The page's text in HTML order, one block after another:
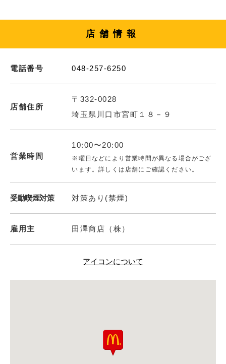
店舗情報
電話番号 048-257-6250
店舗住所
〒332-0028
埼玉県川口市宮町１８－９
営業時間
10:00〜20:00
※曜日などにより営業時間が異なる場合がござ
います。詳しくは店舗にご確認ください。
受動喫煙対策 対策あり(禁煙)
雇用主 田澤商店（株）
アイコンについて